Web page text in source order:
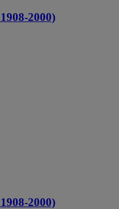
2000)
2000)